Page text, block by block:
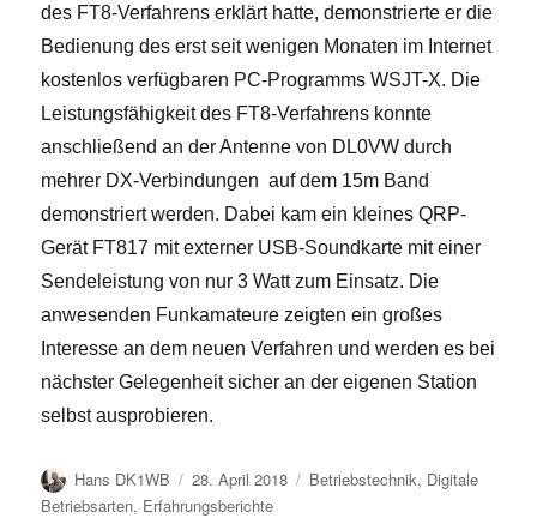
des FT8-Verfahrens erklärt hatte, demonstrierte er die
Bedienung des erst seit wenigen Monaten im Internet
kostenlos verfügbaren PC-Programms WSJT-X. Die
Leistungsfähigkeit des FT8-Verfahrens konnte
anschließend an der Antenne von DL0VW durch
mehrer DX-Verbindungen auf dem 15m Band
demonstriert werden. Dabei kam ein kleines QRP-
Gerät FT817 mit externer USB-Soundkarte mit einer
Sendeleistung von nur 3 Watt zum Einsatz. Die
anwesenden Funkamateure zeigten ein großes
Interesse an dem neuen Verfahren und werden es bei
nächster Gelegenheit sicher an der eigenen Station
selbst ausprobieren.
Autor
Hans DK1WB
Veröffentlicht
am
28. April 2018 Kategorien
Betriebstechnik, Digitale
Betriebsarten, Erfahrungsberichte